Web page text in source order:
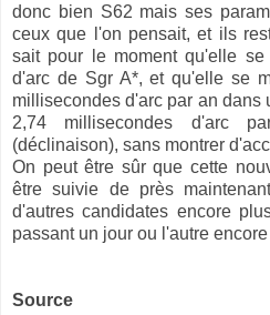
donc bien S62 mais ses
ceux que l'on pensait, et ils
sait pour le moment qu'elle
d'arc de Sgr A*, et qu'elle se
millisecondes d'arc par an dans
2,74 millisecondes d'arc
(déclinaison), sans montrer
On peut être sûr que cette
être suivie de près
d'autres candidates encore
passant un jour ou l'autre
Source